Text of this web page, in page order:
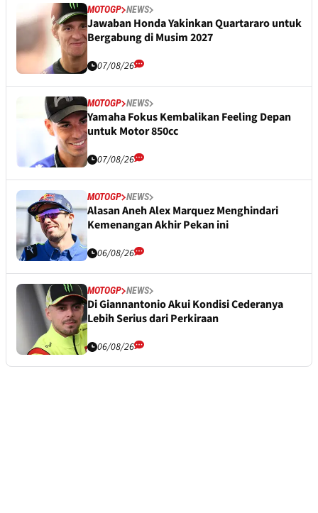
MOTOGP NEWS
Jawaban Honda Yakinkan Quartararo untuk
Bergabung di Musim 2027
07/08/26
MOTOGP NEWS
Yamaha Fokus Kembalikan Feeling Depan
untuk Motor 850cc
07/08/26
MOTOGP NEWS
Alasan Aneh Alex Marquez Menghindari
Kemenangan Akhir Pekan ini
06/08/26
MOTOGP NEWS
Di Giannantonio Akui Kondisi Cederanya
Lebih Serius dari Perkiraan
06/08/26